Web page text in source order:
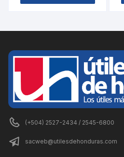
(+504) 2527-2434 / 2545-6800
sacweb@utilesdehonduras.com